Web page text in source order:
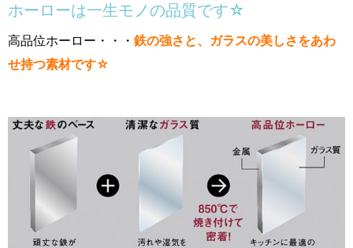
ホーローは一生モノの品質です☆
高品位ホーロー・・・ 鉄の強さと、ガラスの美しさをあわ
せ持つ素材です☆